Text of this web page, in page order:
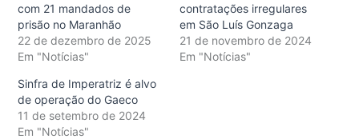
com 21 mandados de
prisão no Maranhão
22 de dezembro de 2025
Em "Notícias"
contratações irregulares
em São Luís Gonzaga
21 de novembro de 2024
Em "Notícias"
Sinfra de Imperatriz é alvo
de operação do Gaeco
11 de setembro de 2024
Em "Notícias"